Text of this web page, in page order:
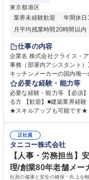
東京都港区
業界未経験歓迎
年間休日
月平均残業時間20時間以内
育休あり
完全週休2日制
駅近5分以内
土日祝休み
仕事の内容
企業名 株式会社クライス・アンド・カンパ
事務（部署内アシスタント）】■安定企業で
キッチンメーカーの国内唯
署内の事務業務全般をお任
ため、スキルアップも可能です。 【部署内の事務業務全般】 ■
仕分け・整理 ■電話応対 ■
類を取りまとめて経理へ提
インテリア事務（部署内アシ
必要な経験・能力等
必要な経験・能力等 【必須
る方 【歓迎】■建築業界経
★スキルアップも可能です★ 【働く環境】日々の業務を通じて、組織全体
ームとの協力や新しいアイ
働けます。 【歓迎】 ■イン
れている方 学歴・資格 学歴：大学院 大学 高専 短大 専修学校 語学力： 資
格：
正社員
タニコー株式会社
【人事・労務担当】
理/創業80年老舗メー
社員の健康と安全の確保・向上を